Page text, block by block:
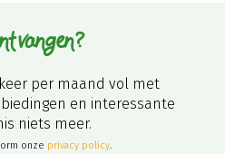
per maand vol met
en interessante
niets meer.
onze privacy policy.